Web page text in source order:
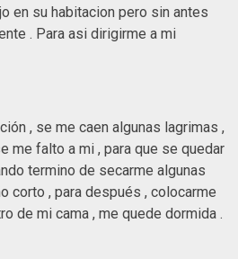
en su habitacion pero sin antes
. Para asi dirigirme a mi
, se me caen algunas lagrimas ,
me falto a mi , para que se quedar
termino de secarme algunas
corto , para después , colocarme
de mi cama , me quede dormida .